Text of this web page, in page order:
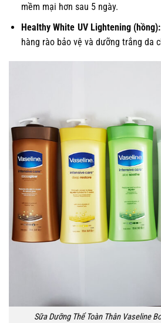
mềm mại hơn sau 5 ngày.
Healthy White UV Lightening (hồng):
hàng rào bảo vệ và dưỡng trắng da
Sữa Dưỡng Thể Toàn Thân Vaseline